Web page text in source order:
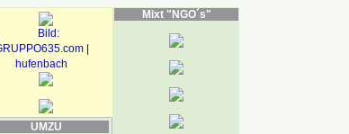
UMZU
Mixt "NGO´s"